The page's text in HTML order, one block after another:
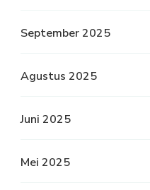
September 2025
Agustus 2025
Juni 2025
Mei 2025